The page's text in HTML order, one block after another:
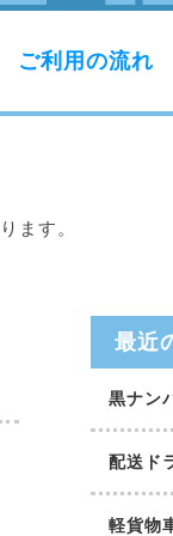
ご利用の流れ
ます。
最近
黒ナン
配送ド
軽貨物